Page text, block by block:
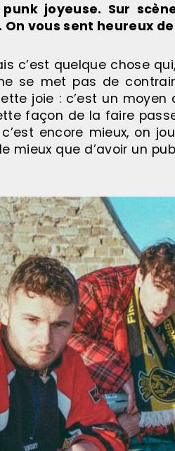
joyeuse. Sur
vous sent heureux
c’est quelque chose
se met pas de
joie : c’est un
façon de la faire
encore mieux, on
mieux que d’avoir un